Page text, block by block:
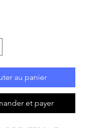
au panier
et payer